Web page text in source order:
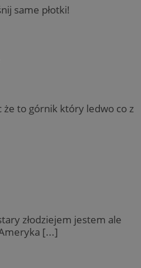
same płotki!
to górnik który ledwo co z
złodziejem jestem ale
[...]